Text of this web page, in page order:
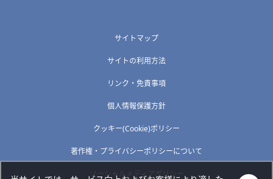
サイトマップ
サイトの利用方法
リンク・免責事項
個人情報保護方針
クッキー(Cookie)ポリシー
著作権・プライバシーポリシーについて
ソーシャルメディアポリシー